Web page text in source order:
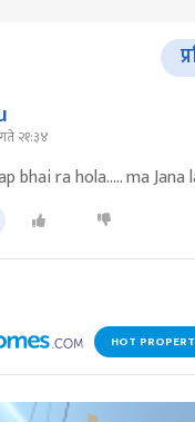
२१:३४
bhai ra hola..... ma Jana
HOT